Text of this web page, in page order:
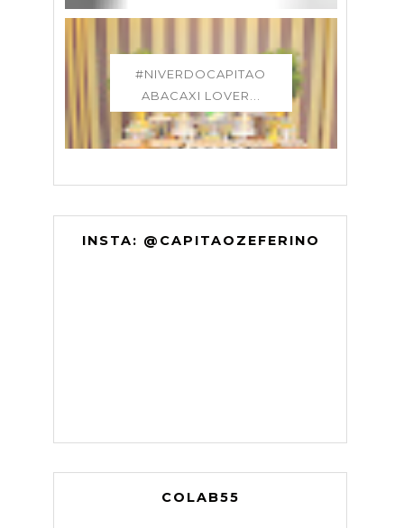
#NIVERDOCAPITAO
ABACAXI LOVER...
INSTA: @CAPITAOZEFERINO
COLAB55